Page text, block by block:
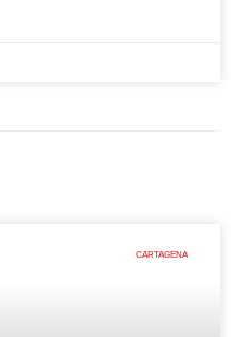
CARTAGENA